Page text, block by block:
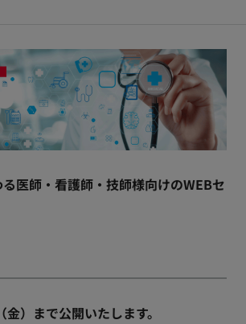
医師・看護師・技師様向けのWEBセ
）まで公開いたします。